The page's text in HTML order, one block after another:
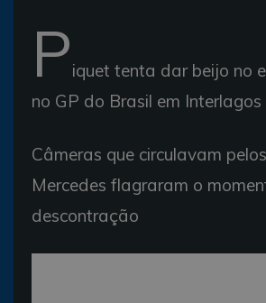
Piquet tenta dar beijo no
no GP do Brasil em Interlagos
Câmeras que circulavam
Mercedes flagraram o
descontração